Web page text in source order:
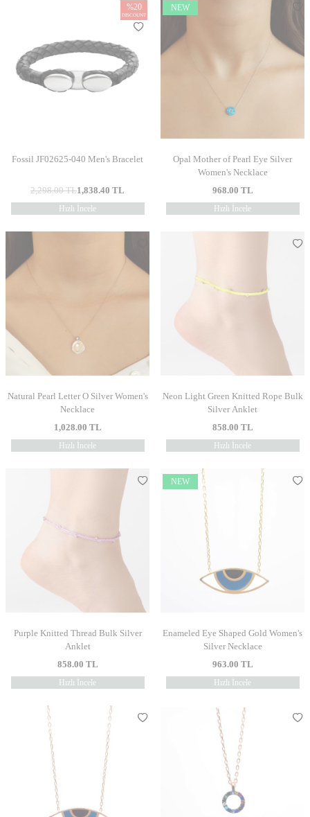
%20
DISCOUNT
Fossil JF02625-040 Men's Bracelet
2,298.00TL1,838.40 TL
Hızlı İncele
NEW
Opal Mother of Pearl Eye Silver
Women's Necklace
968.00 TL
Hızlı İncele
Natural Pearl Letter O Silver Women's
Necklace
1,028.00 TL
Hızlı İncele
Neon Light Green Knitted Rope Bulk
Silver Anklet
858.00 TL
Hızlı İncele
Purple Knitted Thread Bulk Silver
Anklet
858.00 TL
Hızlı İncele
NEW
Enameled Eye Shaped Gold Women's
Silver Necklace
963.00 TL
Hızlı İncele